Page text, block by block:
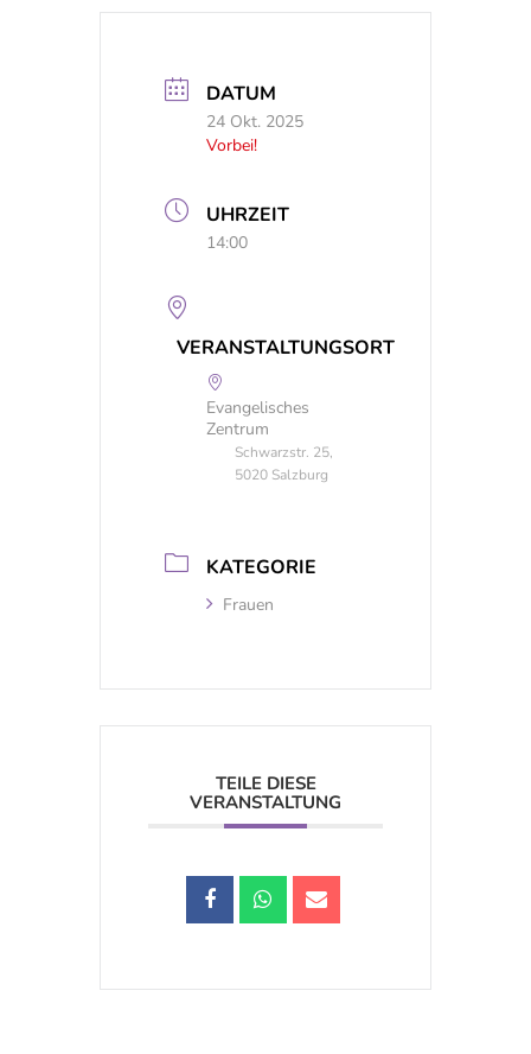
DATUM
24 Okt. 2025
Vorbei!
UHRZEIT
14:00
VERANSTALTUNGSORT
Evangelisches
Zentrum
Schwarzstr. 25,
5020 Salzburg
KATEGORIE
Frauen
TEILE DIESE
VERANSTALTUNG